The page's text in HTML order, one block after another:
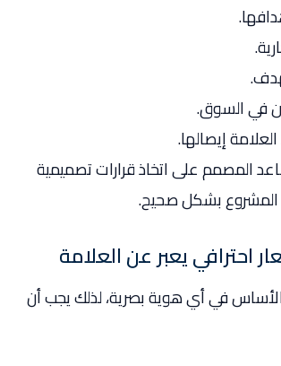
في السوق.
العلامة إيصالها.
المصمم على اتخاذ قرارات تصميمية
بشكل صحيح.
في أي هوية بصرية، لذلك يجب أن